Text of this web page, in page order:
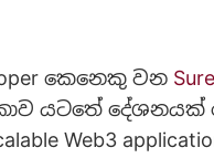
කෙනෙකු වන
යටතේ
Web3